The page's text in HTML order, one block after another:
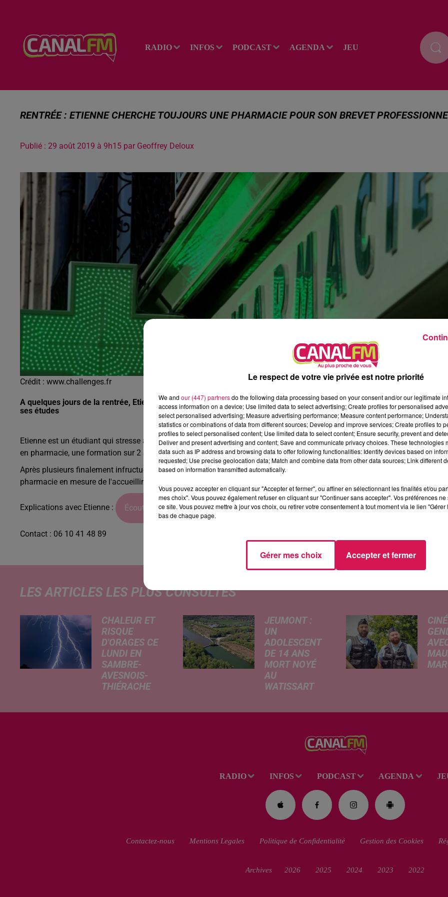
RADIO INFOS PODCAST AGENDA JEU
RENTRÉE : ETIENNE CHERCHE TOUJOURS UNE PHARMACIE POUR SON BREVET
Publié : 29 août 2019 à 9h15 par Geoffrey Deloux
Crédit : www.challenges.fr
A quelques jours de la rentrée, Etienne n'a toujours pas trouvé de pharmacie en mesure de l'accueillir en alternance
ses études
Etienne est un étudiant qui stresse à l'approche de la rentrée et pour cause, il réalise un brevet professionnel de
en pharmacie, une formation sur 2 ans, en alternance.
Après plusieurs finalement infructueuses, il se retrouve à quelques jours maintenant de la rentrée sans avoir trouvé une
pharmacie en mesure de l'accueillir.
Explications avec Etienne : Écouter le podcast
Contact : 06 10 41 48 89
0h00 - 8h00
Les hits de Canal FM EVA CHEZ VOUS
LES ARTICLES LES PLUS CONSULTÉS
CHALEUR ET
RISQUE
D'ORAGES CE
LUNDI EN
SAMBRE-
AVESNOIS-
THIÉRACHE
typiquement
JEUMONT :
UN
ADOLESCENT
DE 14 ANS
MORT NOYÉ
AU
WATISSART
informations
lundi par nos
confrères de La
perdu la vie dans
le plan d'eau de
la base de loisirs
du...
de la
RADIO INFOS PODCAST AGENDA
Contactez-nous Mentions Legales Politique de Confidentialité Gestion des Cookies
Archives 2026 2025 2024 2023 2022
Le respect de votre vie privée est notre priorité
We and our (447) partnersdo the following data processing based on your consent and/or our legitimate
access information on a device; Use limited data to select advertising; Create profiles for personalised
select personalised advertising; Measure advertising performance; Measure content performance;
statistics or combinations of data from different sources; Develop and improve services; Create profiles to
profiles to select personalised content; Use limited data to select content; Ensure security, prevent and
Deliver and present advertising and content; Save and communicate privacy choices. These technologies
data such as IP address and browsing data to offer following functionalities: Identify devices based on
requested; Use precise geolocation data; Match and combine data from other data sources; Link different
based on information transmitted automatically.
Vous pouvez accepter en cliquant sur "Accepter et fermer", ou affiner en sélectionnant les finalités et/ou
mes choix". Vous pouvez également refuser en cliquant sur "Continuer sans accepter". Vos préférences
ce site. Vous pouvez mettre à jour vos choix, ou retirer votre consentement à tout moment via le lien
bas de chaque page.
Gérer mes choix Accepter et fermer